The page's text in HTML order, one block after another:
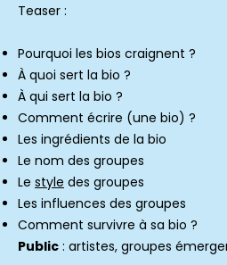
Teaser :
Pourquoi les bios craignent ?
À quoi sert la bio ?
À qui sert la bio ?
Comment écrire (une bio) ?
Les ingrédients de la bio
Le nom des groupes
Le style des groupes
Les influences des groupes
Comment survivre à sa bio ?
Public : artistes, groupes